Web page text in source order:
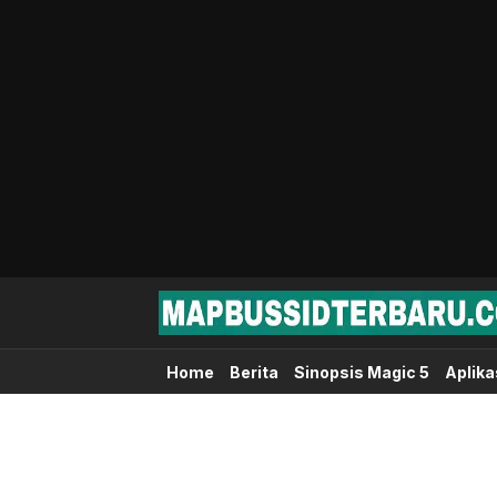
Map Bussid Terbaru
MapBussidTerbaru.com | Pusat
Home Berita Sinopsis Magic 5